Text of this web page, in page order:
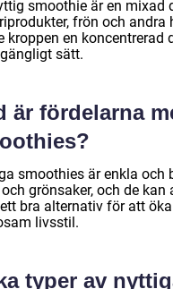
smoothie är en mixad
frön och
kroppen en koncentrerad
sätt.
är fördelarna
smoothies är enkla och
grönsaker, och de
bra alternativ för att
livsstil.
typer av